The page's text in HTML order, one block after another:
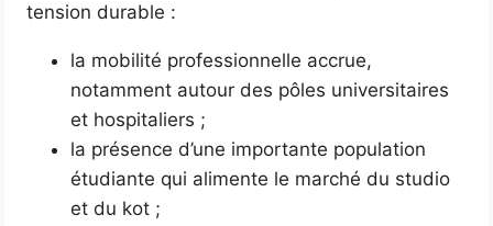
tension durable :
la mobilité professionnelle accrue,
notamment autour des pôles universitaires
et hospitaliers ;
la présence d’une importante population
étudiante qui alimente le marché du studio
et du kot ;